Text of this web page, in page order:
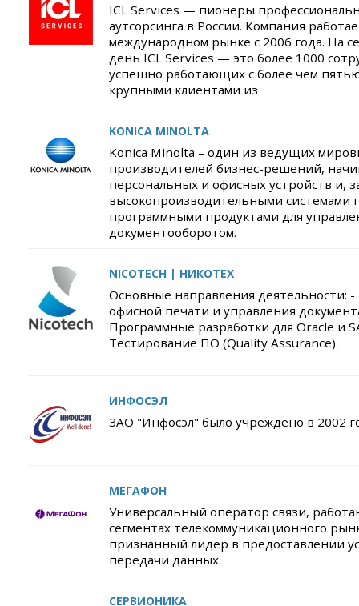
ICL Services — пионеры
аутсорсинга в России. Компания
международном рынке с 2006 года. На
день ICL Services — это более 1000
успешно работающих с более чем
крупными клиентами из
KONICA MINOLTA
Konica Minolta – один из ведущих
производителей бизнес-решений,
персональных и офисных устройств и,
высокопроизводительными системами
программными продуктами для
документооборотом.
NICOTECH | НИКОТЕХ
Основные направления деятельности:
офисной печати и управления
Программные разработки для Oracle и
Тестирование ПО (Quality Assurance).
ИНФОСЭЛ
ЗАО "Инфосэл" было учреждено в 2002
МЕГАФОН
Универсальный оператор связи,
сегментах телекоммуникационного
признанный лидер в предоставлении
передачи данных.
СЕРВИОНИКА